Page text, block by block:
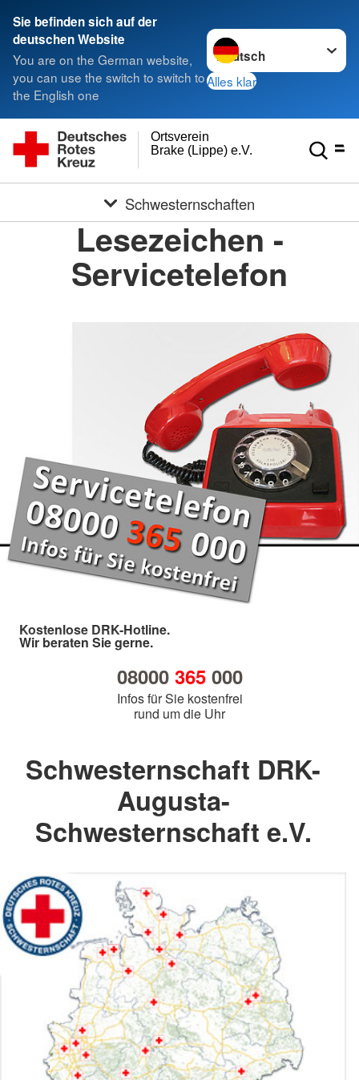
Sie befinden sich auf der
deutschen Website
You are on the German website,
you can use the switch to switch to
the English one
Sprache wechseln zu
Alles klar
Brake (Lippe) e.V.
Ortsverein
Schwesternschaften
Lesezeichen -
Servicetelefon
Kostenlose DRK-Hotline.
Wir beraten Sie gerne.
08000 365000
Infos für Sie kostenfrei
rund um die Uhr
Schwesternschaft DRK-
Augusta-
Schwesternschaft e.V.